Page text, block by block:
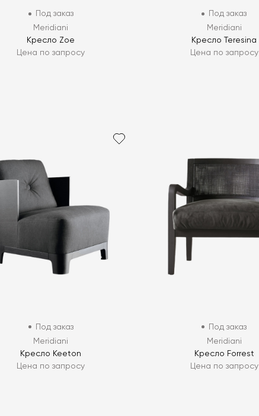
Под заказ
Meridiani
Кресло Zoe
Цена по запросу
Под заказ
Meridiani
Кресло Teresina
Цена по запросу
Под заказ
Meridiani
Кресло Keeton
Цена по запросу
Под заказ
Meridiani
Кресло Forrest
Цена по запросу